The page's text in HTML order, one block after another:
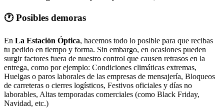
🕐 Posibles demoras
En La Estación Óptica, hacemos todo lo posible para que recibas
tu pedido en tiempo y forma. Sin embargo, en ocasiones pueden
surgir factores fuera de nuestro control que causen retrasos en la
entrega, como por ejemplo: Condiciones climáticas extremas,
Huelgas o paros laborales de las empresas de mensajería, Bloqueos
de carreteras o cierres logísticos, Festivos oficiales y días no
laborables, Altas temporadas comerciales (como Black Friday,
Navidad, etc.)